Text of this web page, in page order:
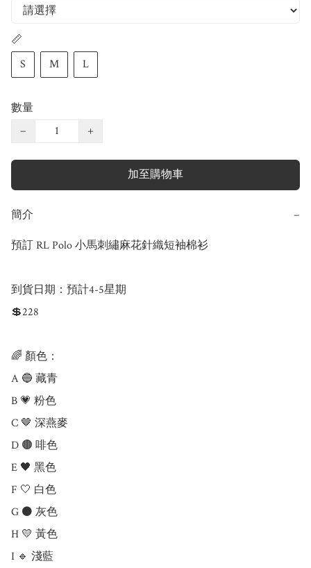
📏
S
M L
數量
−
+
加至購物車
簡介 −
預訂 RL Polo 小馬刺繡麻花針織短袖棉衫
到貨日期：預計4-5星期
💲228
🌈 顏色：
A 🔵 藏青
B 💗 粉色
C 🤎 深燕麥
D 🟤 啡色
E 🖤 黑色
F 🤍 白色
G ⚫ 灰色
H 💛 黃色
I 🔹 淺藍